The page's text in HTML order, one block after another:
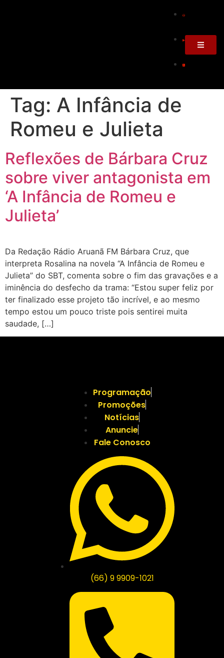
Tag: A Infância de
Romeu e Julieta
Reflexões de Bárbara Cruz
sobre viver antagonista em
‘A Infância de Romeu e
Julieta’
Da Redação Rádio Aruanã FM Bárbara Cruz, que
interpreta Rosalina na novela “A Infância de Romeu e
Julieta” do SBT, comenta sobre o fim das gravações e a
iminência do desfecho da trama: “Estou super feliz por
ter finalizado esse projeto tão incrível, e ao mesmo
tempo estou um pouco triste pois sentirei muita
saudade, […]
Programação
Promoções
Notícias
Anuncie
Fale Conosco
(66) 9 9909-1021